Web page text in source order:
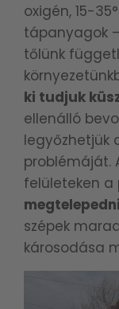
oxigén, 15-
tápanyagok
tőlünk
ki tudjuk
ellenálló
legyőzhetjük
problémáját.
felületeken a
megtelepedni
szépek
károsodása